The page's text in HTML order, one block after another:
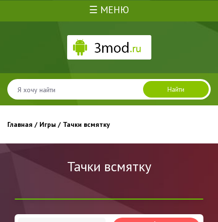
☰ МЕНЮ
Найти
Главная / Игры / Тачки всмятку
Тачки всмятку